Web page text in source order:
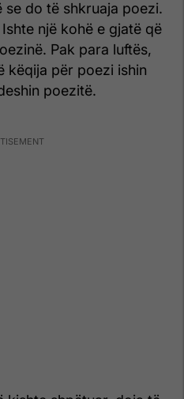
se do të shkruaja poezi.
një kohë e gjatë që
Pak para luftës,
këqija për poezi ishin
poezitë.